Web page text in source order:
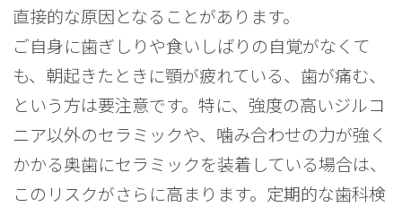
直接的な原因となることがあります。
ご自身に歯ぎしりや食いしばりの自覚がなくて
も、朝起きたときに顎が疲れている、歯が痛む、
という方は要注意です。特に、強度の高いジルコ
ニア以外のセラミックや、噛み合わせの力が強く
かかる奥歯にセラミックを装着している場合は、
このリスクがさらに高まります。定期的な歯科検